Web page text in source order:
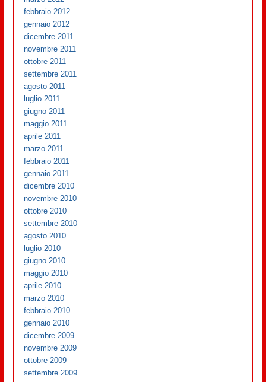
febbraio 2012
gennaio 2012
dicembre 2011
novembre 2011
ottobre 2011
settembre 2011
agosto 2011
luglio 2011
giugno 2011
maggio 2011
aprile 2011
marzo 2011
febbraio 2011
gennaio 2011
dicembre 2010
novembre 2010
ottobre 2010
settembre 2010
agosto 2010
luglio 2010
giugno 2010
maggio 2010
aprile 2010
marzo 2010
febbraio 2010
gennaio 2010
dicembre 2009
novembre 2009
ottobre 2009
settembre 2009